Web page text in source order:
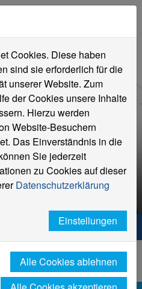
Meints-
Niederrhein. Dein Weg.
Fachbereich Sozialwesen
Meints-Stender
Cookies. Diese haben
sind sie erforderlich für die
unserer Website. Zum
der Cookies unsere Inhalte
Hierzu werden
Website-Besuchern
Das Einverständnis in die
Sie jederzeit
zu Cookies auf dieser
Datenschutzerklärung
Einstellungen
Alle Cookies ablehnen